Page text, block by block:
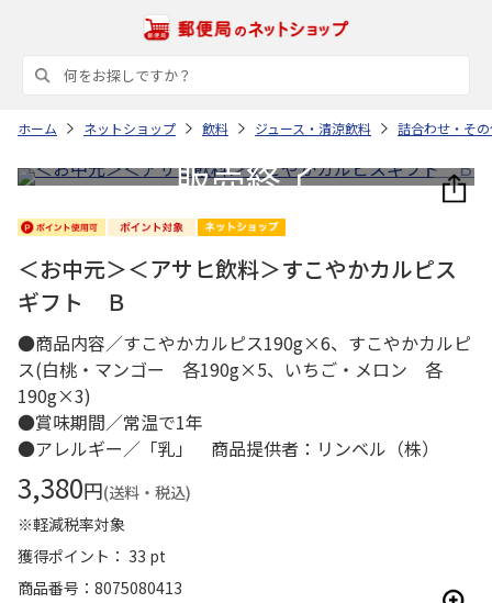
ホーム ネットショップ 飲料 ジュース・清涼飲料 詰合わせ・そ
＜お中元＞＜アサヒ飲料＞すこやかカルピス
ギフト Ｂ
●商品内容／すこやかカルピス190g×6、すこやかカルピ
ス(白桃・マンゴー 各190g×5、いちご・メロン 各
190g×3)
●賞味期間／常温で1年
●アレルギー／「乳」 商品提供者：リンベル（株）
3,380円(送料・税込)
※軽減税率対象
獲得ポイント： 33 pt
商品番号
8075080413